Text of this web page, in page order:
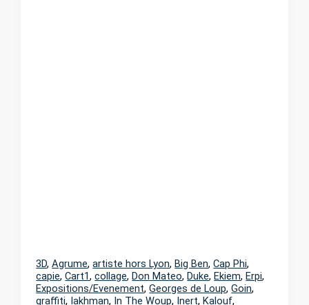
3D,Agrume,artiste hors Lyon,Big Ben,Cap Phi,
capie,Cart1,collage,Don Mateo,Duke,Ekiem,Erpi,
Expositions/Evenement,Georges de Loup,Goin,
graffiti, Iakhman, In The Woup, Inert,Kalouf,